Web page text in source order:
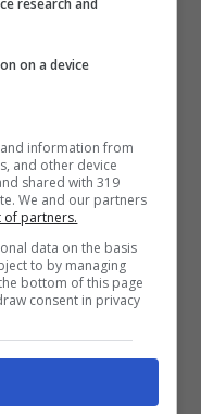
carismatica,
Sei piena di
vero e proprio
con passione e
e sei
fascino. Sei
e romantici,
cuore.
ma ritieni
on a device
information from
and other device
shared with 319
We and our partners
of partners.
data on the basis
to by managing
bottom of this page
consent in privacy